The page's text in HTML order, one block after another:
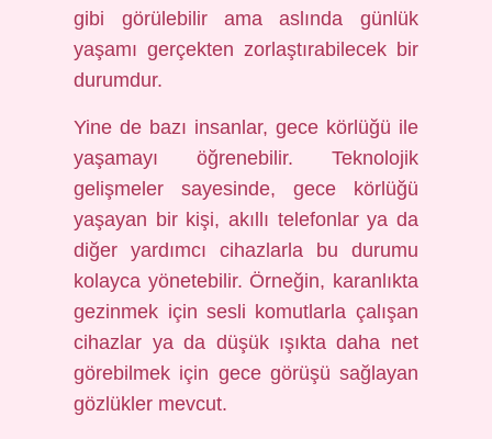
gibi görülebilir ama aslında günlük
yaşamı gerçekten zorlaştırabilecek bir
durumdur.
Yine de bazı insanlar, gece körlüğü ile
yaşamayı öğrenebilir. Teknolojik
gelişmeler sayesinde, gece körlüğü
yaşayan bir kişi, akıllı telefonlar ya da
diğer yardımcı cihazlarla bu durumu
kolayca yönetebilir. Örneğin, karanlıkta
gezinmek için sesli komutlarla çalışan
cihazlar ya da düşük ışıkta daha net
görebilmek için gece görüşü sağlayan
gözlükler mevcut.